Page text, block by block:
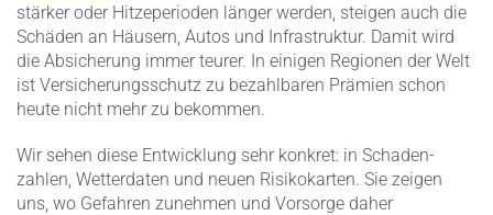
stärker oder Hitze­pe­rioden länger werden, steigen auch die
Schäden an Häusern, Autos und Infra­struktur. Damit wird
die Absicherung immer teurer. In einigen Regionen der Welt
ist Versi­che­rungs­schutz zu bezahl­baren Prämien schon
heute nicht mehr zu bekommen.
Wir sehen diese Entwicklung sehr konkret: in Schaden­
zahlen, Wetter­daten und neuen Risiko­karten. Sie zeigen
uns, wo Gefahren zunehmen und Vorsorge daher